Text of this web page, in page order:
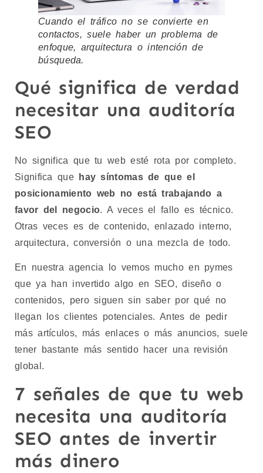
Cuando el tráfico no se convierte en
contactos, suele haber un problema de
enfoque, arquitectura o intención de
búsqueda.
Qué significa de verdad
necesitar una auditoría
SEO
No significa que tu web esté rota por completo.
Significa que
hay síntomas de que el
posicionamiento web no está trabajando a
favor del negocio. A veces el fallo es técnico.
Otras veces es de contenido, enlazado interno,
arquitectura, conversión o una mezcla de todo.
En nuestra agencia lo vemos mucho en pymes
que ya han invertido algo en SEO, diseño o
contenidos, pero siguen sin saber por qué no
llegan los clientes potenciales. Antes de pedir
más artículos, más enlaces o más anuncios, suele
tener bastante más sentido hacer una revisión
global.
7 señales de que tu web
necesita una auditoría
SEO antes de invertir
más dinero